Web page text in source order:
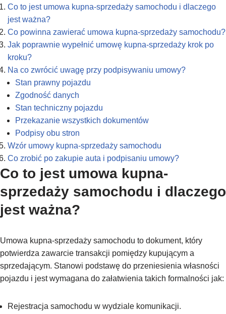
Co to jest umowa kupna-sprzedaży samochodu i dlaczego
jest ważna?
Co powinna zawierać umowa kupna-sprzedaży samochodu?
Jak poprawnie wypełnić umowę kupna-sprzedaży krok po
kroku?
Na co zwrócić uwagę przy podpisywaniu umowy?
Stan prawny pojazdu
Zgodność danych
Stan techniczny pojazdu
Przekazanie wszystkich dokumentów
Podpisy obu stron
Wzór umowy kupna-sprzedaży samochodu
Co zrobić po zakupie auta i podpisaniu umowy?
Co to jest umowa kupna-
sprzedaży samochodu i dlaczego
jest ważna?
Umowa kupna-sprzedaży samochodu to dokument, który
potwierdza zawarcie transakcji pomiędzy kupującym a
sprzedającym. Stanowi podstawę do przeniesienia własności
pojazdu i jest wymagana do załatwienia takich formalności jak:
Rejestracja samochodu w wydziale komunikacji.